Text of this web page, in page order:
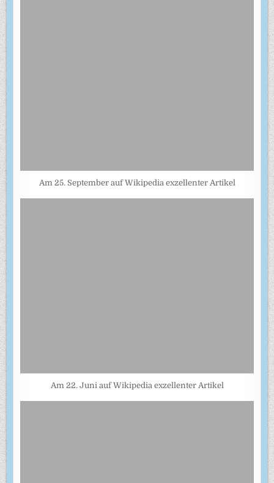
Am 25. September auf Wikipedia exzellenter Artikel
Am 22. Juni auf Wikipedia exzellenter Artikel